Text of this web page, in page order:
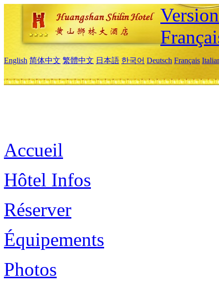
English 简体中文 繁體中文 日本語 한국어 Deutsch Français
Accueil
Hôtel Infos
Réserver
Équipements
Photos